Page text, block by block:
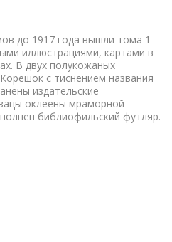
до 1917 года вышли тома 1-
иллюстрациями, картами в
В двух полукожаных
с тиснением названия
издательские
оклеены мраморной
библиофильский футляр.